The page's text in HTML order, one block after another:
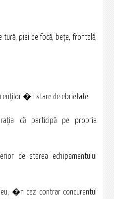
tură, piei de focă, beţe, frontală,
�n stare de ebrietate
că participă pe propria
de starea echipamentului
�n caz contrar concurentul